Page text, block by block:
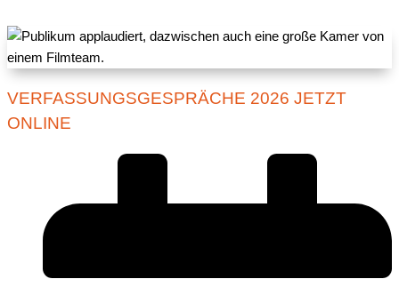
VERFASSUNGSGESPRÄCHE 2026 JETZT
ONLINE